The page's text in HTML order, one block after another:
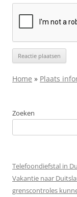
Home » Plaats
Zoeken
Telefoondiefstal in
Vakantie naar
grenscontroles